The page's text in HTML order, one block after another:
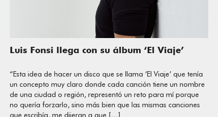
Luis Fonsi llega con su álbum ‘El Viaje’
“Esta idea de hacer un disco que se llama ‘El Viaje’ que tenía
un concepto muy claro donde cada canción tiene un nombre
de una ciudad o región, representó un reto para mí porque
no quería forzarlo, sino más bien que las mismas canciones
que escribía, me dijeran a que […]